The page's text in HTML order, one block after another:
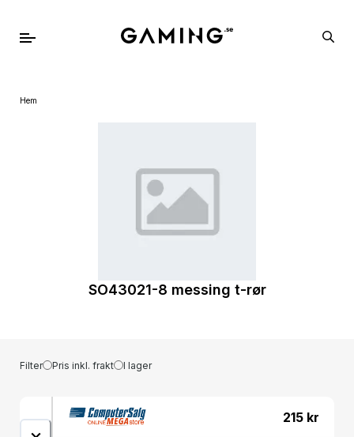
Hem
SO43021-8 messing t-rør
Filter Pris inkl. frakt I lager
215 kr